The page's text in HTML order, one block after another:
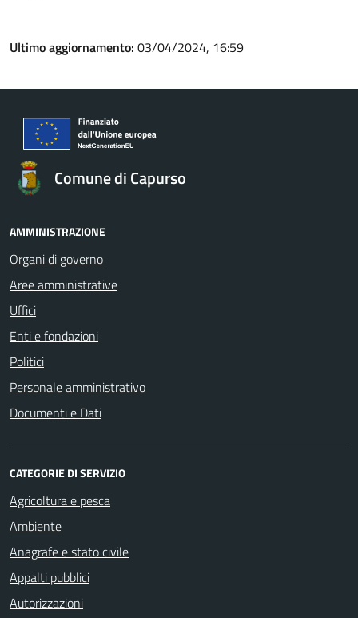
Ultimo aggiornamento: 03/04/2024, 16:59
Comune di Capurso
AMMINISTRAZIONE
Organi di governo
Aree amministrative
Uffici
Enti e fondazioni
Politici
Personale amministrativo
Documenti e Dati
CATEGORIE DI SERVIZIO
Agricoltura e pesca
Ambiente
Anagrafe e stato civile
Appalti pubblici
Autorizzazioni